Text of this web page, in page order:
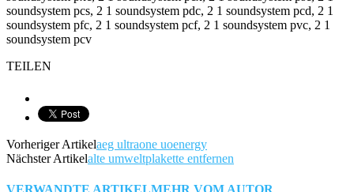
soundsystem pcs, 2 1 soundsystem pdc, 2 1 soundsystem pcd, 2 1
soundsystem pfc, 2 1 soundsystem pcf, 2 1 soundsystem pvc, 2 1
soundsystem pcv
TEILEN
Vorheriger Artikelaeg ultraone uoenergy
Nächster Artikelalte umweltplakette entfernen